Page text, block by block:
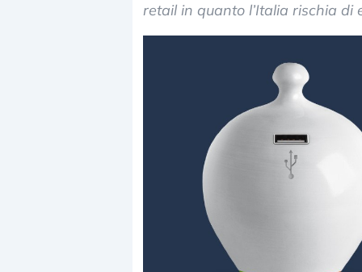
retail in quanto l’Italia rischia di